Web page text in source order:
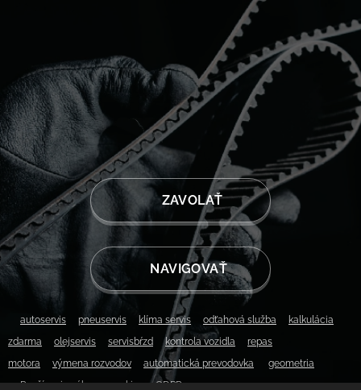
📱 ZAVOLAŤ
📍 NAVIGOVAŤ
autoservis pneuservis klíma servis odťahová služba
kalkulácia
zdarma
olejservis servisbŕzd ▫️kontrola vozidla
repas
motora
výmena rozvodov automatická prevodovka
geometria
▫️Používanie súborov cookie▫️ GDPR